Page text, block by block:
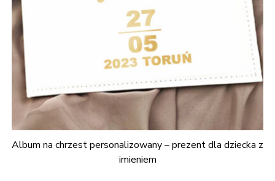
Album na chrzest personalizowany – prezent dla dziecka z
imieniem